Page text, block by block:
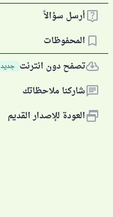
أرسل سؤالاً
المحفوظات
تصفح دون انترنت جديد
شاركنا ملاحظاتك
العودة للإصدار القديم